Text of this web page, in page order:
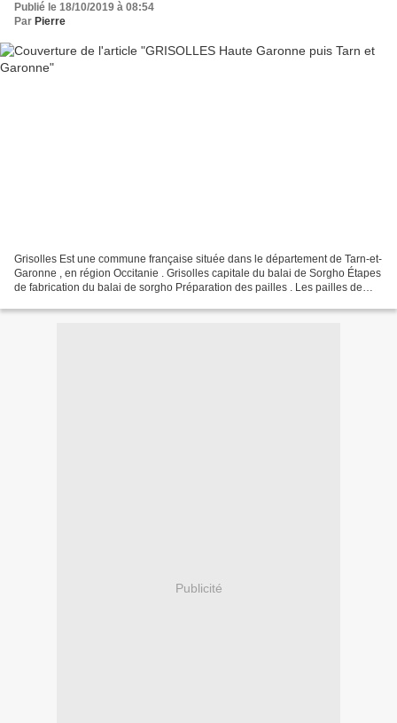
Publié le 18/10/2019 à 08:54
Par Pierre
Grisolles Est une commune française située dans le département de Tarn-et-
Garonne , en région Occitanie . Grisolles capitale du balai de Sorgho Étapes
de fabrication du balai de sorgho Préparation des pailles . Les pailles de
Publicité